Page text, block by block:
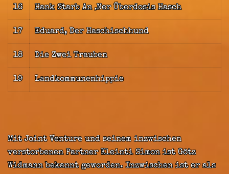
16 Hank Starb An ‚Ner Überdosis Hasch
17 Eduard, Der Haschischhund
18 Die Zwei Trauben
19 Landkommunenhippie
Mit Joint Venture und seinem inzwischen
verstorbenen Partner Kleinti Simon ist Götz
Widmann bekannt geworden. Inzwischen ist er als